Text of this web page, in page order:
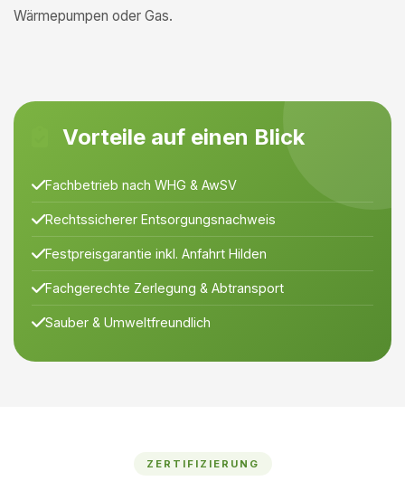
Wärmepumpen oder Gas.
Vorteile auf einen Blick
Fachbetrieb nach WHG & AwSV
Rechtssicherer Entsorgungsnachweis
Festpreisgarantie inkl. Anfahrt Hilden
Fachgerechte Zerlegung & Abtransport
Sauber & Umweltfreundlich
ZERTIFIZIERUNG